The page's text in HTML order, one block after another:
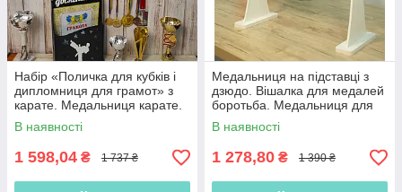
Набір «Поличка для кубків і
дипломниця для грамот» з
карате. Медальниця карате.
Дипломниця карате
В наявності
1 598,04 ₴ 1 737 ₴
Медальниця на підставці з
дзюдо. Вішалка для медалей
боротьба. Медальниця для
борця. Тримач для медалей
В наявності
1 278,80 ₴ 1 390 ₴